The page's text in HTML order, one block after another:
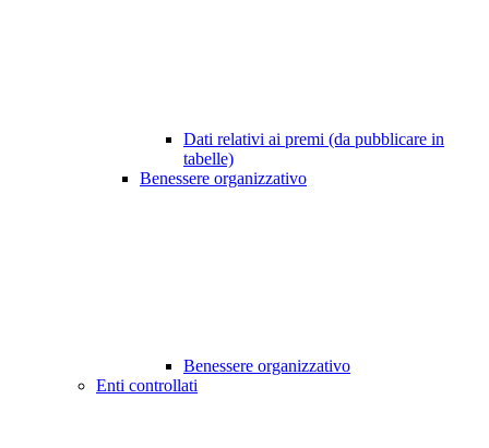
Dati relativi ai premi (da pubblicare in
tabelle)
Benessere organizzativo
Benessere organizzativo
Enti controllati